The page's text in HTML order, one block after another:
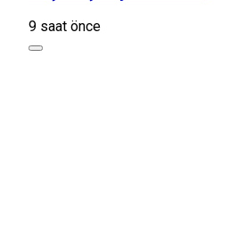
9 saat önce